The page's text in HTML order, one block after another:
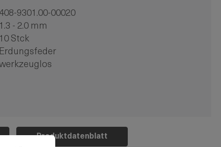
408-9301.00-00020
1.3 - 2.0 mm
10 Stck
Erdungsfeder
Produktdatenblatt
Mehr Informationen ...